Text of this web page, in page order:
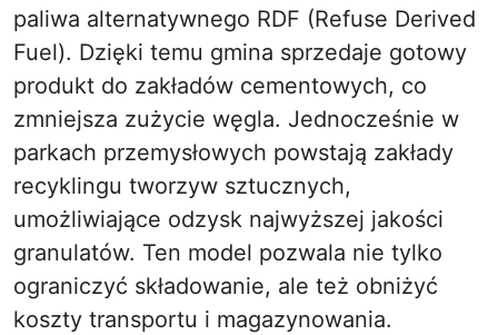
paliwa alternatywnego RDF (Refuse Derived
Fuel). Dzięki temu gmina sprzedaje gotowy
produkt do zakładów cementowych, co
zmniejsza zużycie węgla. Jednocześnie w
parkach przemysłowych powstają zakłady
recyklingu tworzyw sztucznych,
umożliwiające odzysk najwyższej jakości
granulatów. Ten model pozwala nie tylko
ograniczyć składowanie, ale też obniżyć
koszty transportu i magazynowania.